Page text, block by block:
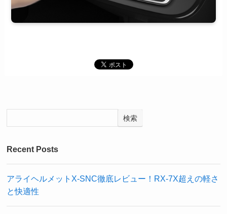
検索
Recent Posts
アライヘルメットX-SNC徹底レビュー！RX-7X超えの軽さ
と快適性